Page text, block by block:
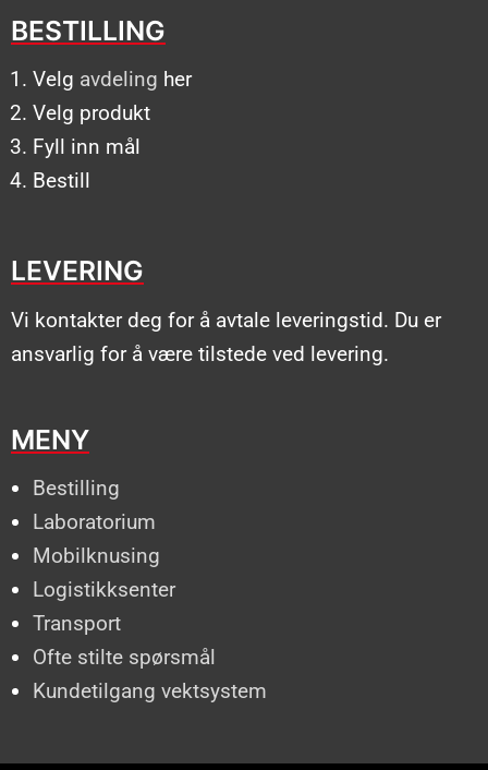
BESTILLING
Velg avdeling her
Velg produkt
Fyll inn mål
Bestill
LEVERING
Vi kontakter deg for å avtale leveringstid. Du er
ansvarlig for å være tilstede ved levering.
MENY
Bestilling
Laboratorium
Mobilknusing
Logistikksenter
Transport
Ofte stilte spørsmål
Kundetilgang vektsystem